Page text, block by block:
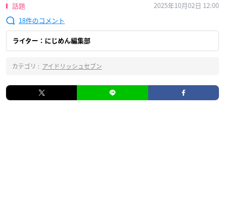
話題
2025年10月02日 12:00
18
ライター：にじめん編集部
カテゴリ : アイドリッシュセブン